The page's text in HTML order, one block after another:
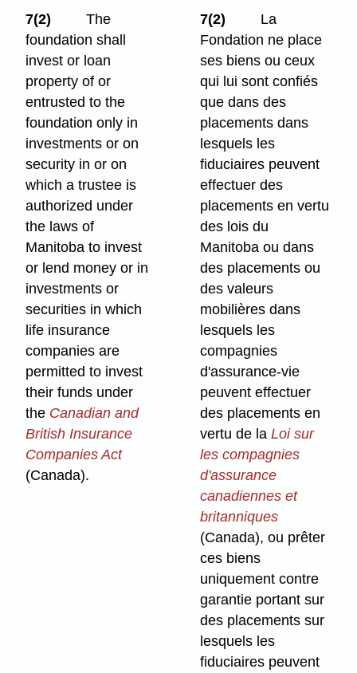
7(2)
The
foundation shall
invest or loan
property of or
entrusted to the
foundation only in
investments or on
security in or on
which a trustee is
authorized under
the laws of
Manitoba to invest
or lend money or in
investments or
securities in which
life insurance
companies are
permitted to invest
their funds under
the Canadian and
British Insurance
Companies Act
(Canada).
7(2)
La
Fondation ne place
ses biens ou ceux
qui lui sont confiés
que dans des
placements dans
lesquels les
fiduciaires peuvent
effectuer des
placements en vertu
des lois du
Manitoba ou dans
des placements ou
des valeurs
mobilières dans
lesquels les
compagnies
d'assurance-vie
peuvent effectuer
des placements en
vertu de laLoi sur
les compagnies
d'assurance
canadiennes et
britanniques
(Canada), ou prêter
ces biens
uniquement contre
garantie portant sur
des placements sur
lesquels les
fiduciaires peuvent